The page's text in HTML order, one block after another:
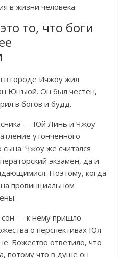
в жизни человека.
то, что боги
в городе Ичжоу жил
Юнъюй. Он был честен,
в богов и будд.
— Юй Линь и Чжоу
утонченного
сына. Чжоу же считался
экзамен, да и
Поэтому, когда
провинциальном
— к нему пришло
о перспективах Юя
Божество ответило, что
потому что в душе он